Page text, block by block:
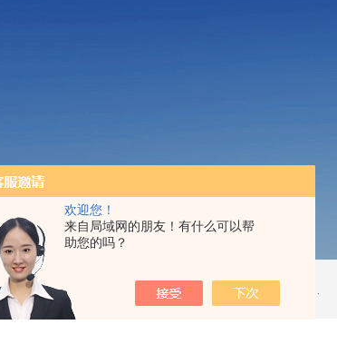
欢迎您！
来自局域网的朋友！有什么可以帮
助您的吗？
OT2 Core激光跟踪仪 美国API OT2 Core激光跟踪仪